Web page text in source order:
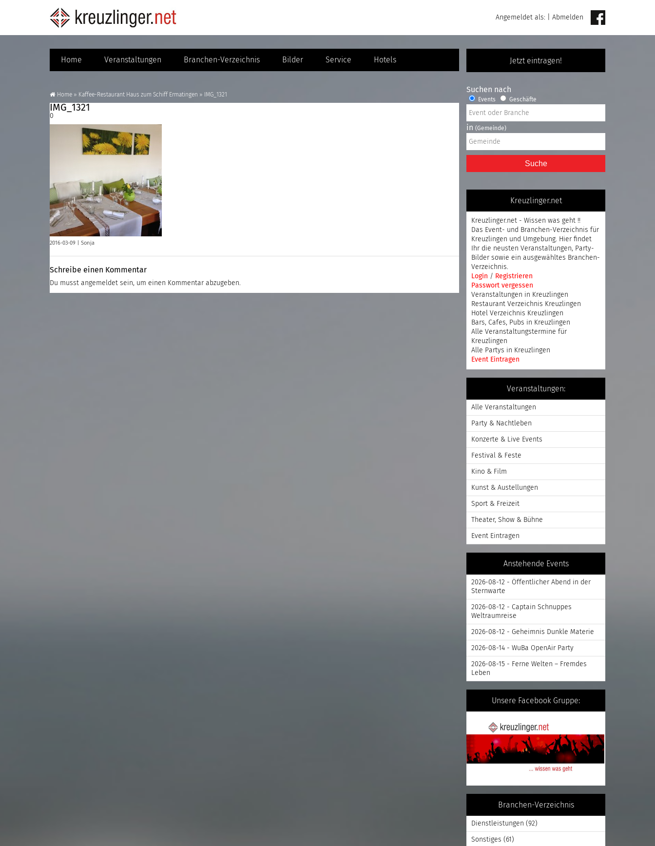
Angemeldet als: Abmelden
Jetzt eintragen!
Home Veranstaltungen Branchen-Verzeichnis Bilder Service Hotels
Home » Kaffee-Restaurant Haus zum Schiff Ermatingen » IMG_1321
IMG_1321
0
2016-03-09 | Sonja
Schreibe einen Kommentar
Du musst angemeldet sein, um einen Kommentar abzugeben.
Suchen nach
Events Geschäfte
in (Gemeinde)
Suche
Kreuzlinger.net
Kreuzlinger.net - Wissen was geht !!
Das Event- und Branchen-Verzeichnis für
Kreuzlingen und Umgebung. Hier findet
Ihr die neusten Veranstaltungen, Party-
Bilder sowie ein ausgewähltes Branchen-
Verzeichnis.
Login / Registrieren
Passwort vergessen
Veranstaltungen in Kreuzlingen
Restaurant Verzeichnis Kreuzlingen
Hotel Verzeichnis Kreuzlingen
Bars, Cafes, Pubs in Kreuzlingen
Alle Veranstaltungstermine für
Kreuzlingen
Alle Partys in Kreuzlingen
Event Eintragen
Veranstaltungen:
Alle Veranstaltungen
Party & Nachtleben
Konzerte & Live Events
Festival & Feste
Kino & Film
Kunst & Austellungen
Sport & Freizeit
Theater, Show & Bühne
Event Eintragen
Anstehende Events
2026-08-12 - Öffentlicher Abend in der
Sternwarte
2026-08-12 - Captain Schnuppes
Weltraumreise
2026-08-12 - Geheimnis Dunkle Materie
2026-08-14 - WuBa OpenAir Party
2026-08-15 - Ferne Welten – Fremdes
Leben
Unsere Facebook Gruppe:
Branchen-Verzeichnis
Dienstleistungen (92)
Sonstiges (61)